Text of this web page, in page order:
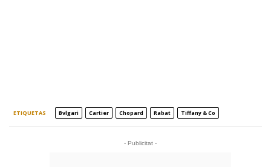
ETIQUETAS Bvlgari Cartier Chopard Rabat Tiffany & Co
- Publicitat -